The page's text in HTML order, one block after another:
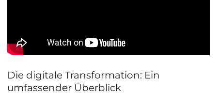
Die digitale Transformation: Ein
umfassender Überblick